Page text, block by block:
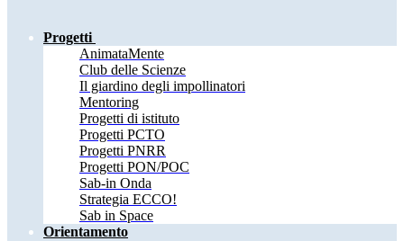
Progetti
AnimataMente
Club delle Scienze
Il giardino degli impollinatori
Mentoring
Progetti di istituto
Progetti PCTO
Progetti PNRR
Progetti PON/POC
Sab-in Onda
Strategia ECCO!
Sab in Space
Orientamento